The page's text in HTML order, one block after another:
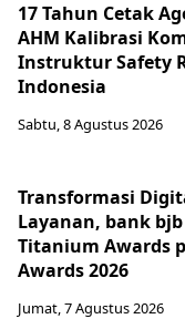
17 Tahun Cetak
AHM Kalibrasi
Instruktur Safety
Indonesia
Sabtu, 8 Agustus 2026
Transformasi
Layanan, bank
Titanium Awards
Awards 2026
Jumat, 7 Agustus 2026